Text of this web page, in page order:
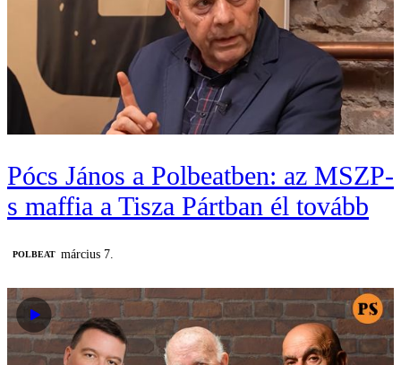
Pócs János a Polbeatben: az MSZP-
s maffia a Tisza Pártban él tovább
‎POLBEAT március 7.